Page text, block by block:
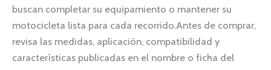
buscan completar su equipamiento o mantener su
motocicleta lista para cada recorrido.Antes de comprar,
revisa las medidas, aplicación, compatibilidad y
características publicadas en el nombre o ficha del